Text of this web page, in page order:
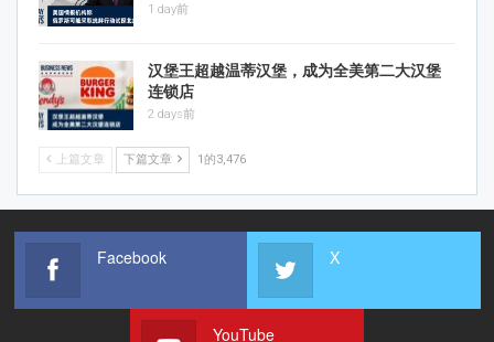
1 day前
汉堡王超越温蒂汉堡，成为全美第二大汉堡
连锁店
2 days前
上篇文章 下篇文章 1的3,476
Facebook X
YouTube